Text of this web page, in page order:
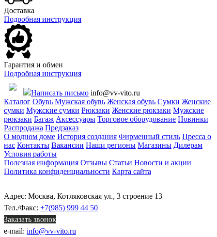
Доставка
Подробная инструкция
Гарантия и обмен
Подробная инструкция
Написать письмо info@vv-vito.ru
Каталог Обувь Мужская обувь Женская обувь Сумки Женские
сумки Мужские сумки Рюкзаки Женские рюкзаки Мужские
рюкзаки Багаж Аксессуары Торговое оборудование Новинки
Распродажа Предзаказ
О модном доме История создания Фирменный стиль Пресса о
нас Контакты Вакансии Наши регионы Магазины Дилерам
Условия работы
Полезная информация Отзывы Статьи Новости и акции
Политика конфиденциальности Карта сайта
Адрес: Москва, Котляковская ул., 3 строение 13
Тел./Факс: +7(985) 999 44 50
Заказать звонок
e-mail: info@vv-vito.ru